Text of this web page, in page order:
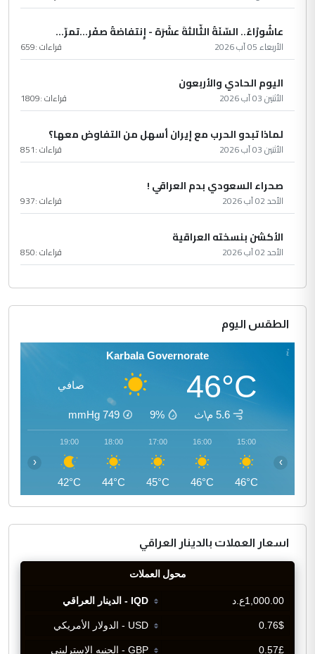
عاشُورْاءُ.. السّنَةُ الثّالثةَ عشَرَة - إِنتفاضةُ صفَر…تمرّ...
الأربعاء 05 آب 2026 قراءات :659
اليوم الحادي والأربعون
الأثنين 03 آب 2026 قراءات :1809
لماذا تبدو الحرب مع إيران أسهل من التفاوض معها؟
الأثنين 03 آب 2026 قراءات :851
صحراء السعودي بدم العراقي !
الأحد 02 آب 2026 قراءات :937
الأكشن بنسخته العراقية
الأحد 02 آب 2026 قراءات :850
الطقس اليوم
Karbala Governorate
46°C صافي
5.6 م\ث 9%
749
mmHg
15:00
46°C
16:00
46°C
17:00
45°C
18:00
44°C
19:00
42°C
‹ ›
اسعار العملات بالدينار العراقي